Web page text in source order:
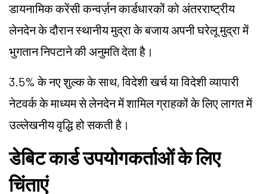
डायनामिक करेंसी कन्वर्ज़न कार्डधारकों को अंतरराष्ट्रीय
लेनदेन के दौरान स्थानीय मुद्रा के बजाय अपनी घरेलू मुद्रा में
भुगतान निपटाने की अनुमति देता है।
3.5% के नए शुल्क के साथ, विदेशी खर्च या विदेशी व्यापारी
नेटवर्क के माध्यम से लेनदेन में शामिल ग्राहकों के लिए लागत में
उल्लेखनीय वृद्धि हो सकती है।
डेबिट कार्ड उपयोगकर्ताओं के लिए
चिंताएं